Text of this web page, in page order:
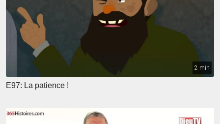
2 min
E97: La patience !